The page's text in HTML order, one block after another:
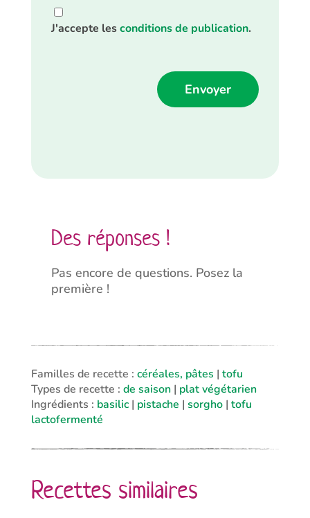
J'accepte lesconditions de publication.
Des réponses !
Pas encore de questions. Posez la
première !
Familles de recette : céréales, pâtes | tofu
Types de recette : de saison| plat végétarien
Ingrédients : basilic| pistache | sorgho| tofu
lactofermenté
Recettes similaires